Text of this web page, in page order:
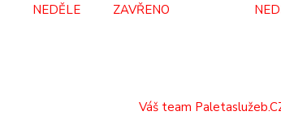
NEDĚLE ZAVŘENO
Váš team